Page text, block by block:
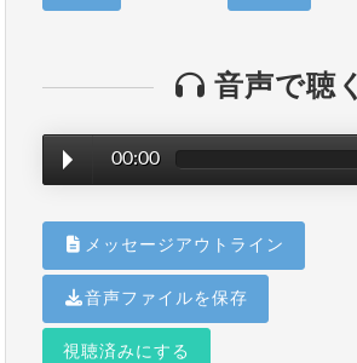
音声で聴く
00:00
メッセージアウトライン
音声ファイルを保存
視聴済みにする